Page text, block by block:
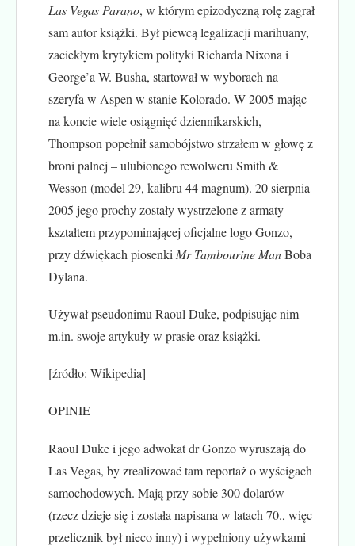
Las Vegas Parano, w którym epizodyczną rolę zagrał
sam autor książki. Był piewcą legalizacji marihuany,
zaciekłym krytykiem polityki Richarda Nixona i
George’a W. Busha, startował w wyborach na
szeryfa w Aspen w stanie Kolorado. W 2005 mając
na koncie wiele osiągnięć dziennikarskich,
Thompson popełnił samobójstwo strzałem w głowę z
broni palnej – ulubionego rewolweru Smith &
Wesson (model 29, kalibru 44 magnum). 20 sierpnia
2005 jego prochy zostały wystrzelone z armaty
kształtem przypominającej oficjalne logo Gonzo,
przy dźwiękach piosenki Mr Tambourine ManBoba
Dylana.
Używał pseudonimu Raoul Duke, podpisując nim
m.in. swoje artykuły w prasie oraz książki.
[źródło: Wikipedia]
OPINIE
Raoul Duke i jego adwokat dr Gonzo wyruszają do
Las Vegas, by zrealizować tam reportaż o wyścigach
samochodowych. Mają przy sobie 300 dolarów
(rzecz dzieje się i została napisana w latach 70., więc
przelicznik był nieco inny) i wypełniony używkami